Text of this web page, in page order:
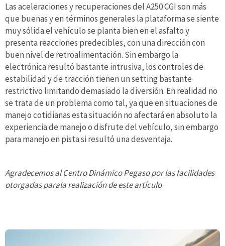
Las aceleraciones y recuperaciones del A250 CGI son más
que buenas y en términos generales la plataforma se siente
muy sólida el vehículo se planta bien en el asfalto y
presenta reacciones predecibles, con una dirección con
buen nivel de retroalimentación. Sin embargo la
electrónica resultó bastante intrusiva, los controles de
estabilidad y de tracción tienen un setting bastante
restrictivo limitando demasiado la diversión. En realidad no
se trata de un problema como tal, ya que en situaciones de
manejo cotidianas esta situación no afectará en absoluto la
experiencia de manejo o disfrute del vehículo, sin embargo
para manejo en pista si resultó una desventaja.
Agradecemos al Centro Dinámico Pegaso por las facilidades
otorgadas parala realización de este artículo